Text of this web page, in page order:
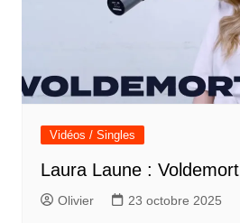
Vidéos / Singles
Laura Laune : Voldemort
Olivier 23 octobre 2025